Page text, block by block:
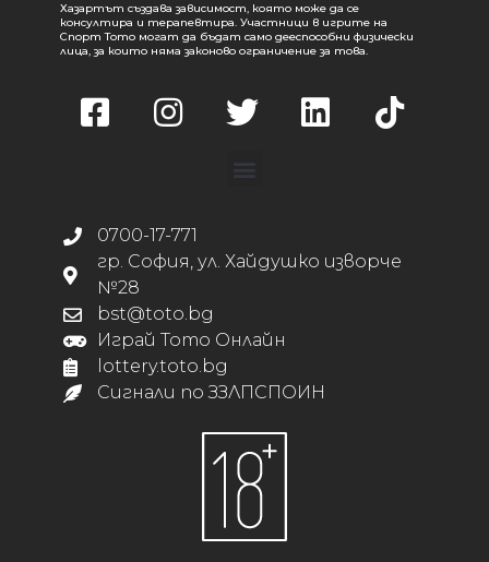
Хазартът създава зависимост, която може да се
консултира и терапевтира. Участници в игрите на
Спорт Тото могат да бъдат само дееспособни физически
лица, за които няма законово ограничение за това.
0700-17-771
гр. София, ул. Хайдушко изворче
№28
bst@toto.bg
Играй Тото Онлайн
lottery.toto.bg
Сигнали по ЗЗЛПСПОИН